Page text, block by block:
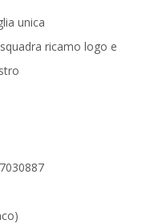
unica
ricamo logo e